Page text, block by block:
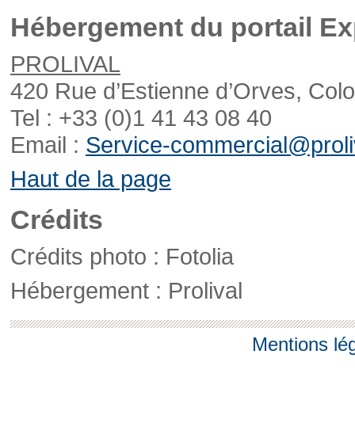
Hébergement du portail
PROLIVAL
420 Rue d’Estienne d’Orves,
Tel : +33 (0)1 41 43 08 40
Email : Service-
Haut de la page
Crédits
Crédits photo : Fotolia
Hébergement : Prolival
Mentions